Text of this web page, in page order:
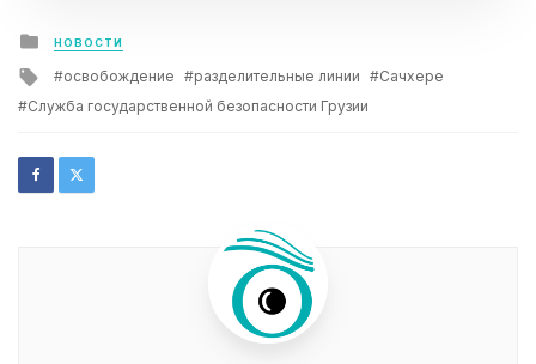
Posted
in
НОВОСТИ
Tagged
with
освобождение разделительные линии
Сачхере
Служба государственной безопасности Грузии